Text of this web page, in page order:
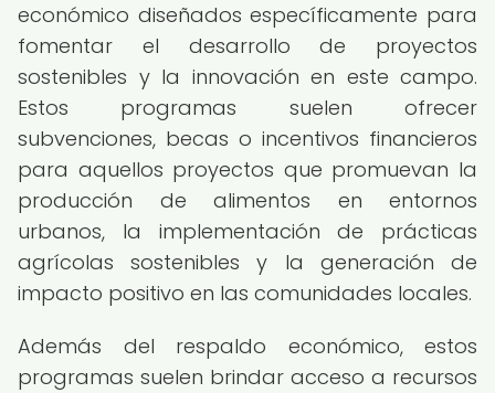
económico diseñados específicamente para
fomentar el desarrollo de proyectos
sostenibles y la innovación en este campo.
Estos programas suelen ofrecer
subvenciones, becas o incentivos financieros
para aquellos proyectos que promuevan la
producción de alimentos en entornos
urbanos, la implementación de prácticas
agrícolas sostenibles y la generación de
impacto positivo en las comunidades locales.
Además del respaldo económico, estos
programas suelen brindar acceso a recursos